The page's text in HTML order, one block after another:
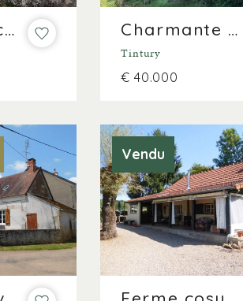
Maison de campagne avec vue sur un terrain de plus de 2.000m² Charmante maison de vacances avec vue sur 700m²
Tintury
€ 40.000
Vendu